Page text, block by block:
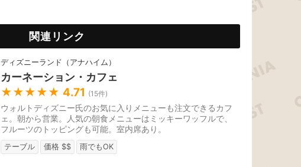
関連リンク
ディズニーランド（アナハイム）
カーネーション・カフェ
★★★★★ 4.71 (15件)
ウォルトディズニー氏のお気に入りメニューも注文できるカフ
ェ。朝から営業。人気の朝食メニューはミッキーワッフルで、
フルーツのトッピングも可能。室内席あり。
テーブル 価格 $$ 雨でもOK